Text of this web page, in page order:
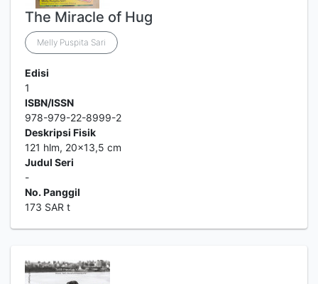
The Miracle of Hug
Melly Puspita Sari
Edisi
1
ISBN/ISSN
978-979-22-8999-2
Deskripsi Fisik
121 hlm, 20x13,5 cm
Judul Seri
-
No. Panggil
173 SAR t